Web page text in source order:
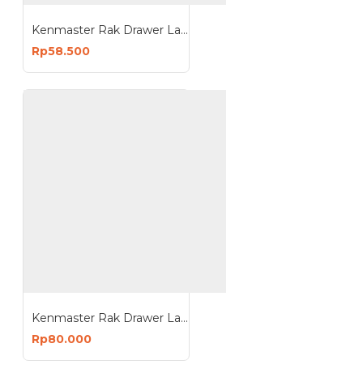
Kenmaster Rak Drawer Laci 15 Susun
Rp58.500
Kenmaster Rak Drawer Laci 25 Susun
Rp80.000